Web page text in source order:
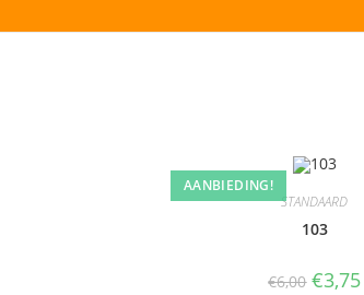
AANBIEDING!
STANDAARD
103
€6,00 €3,75